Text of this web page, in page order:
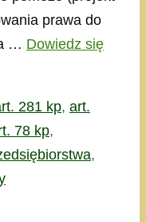
prawa do
… Dowiedz się
281 kp, art.
78 kp,
,